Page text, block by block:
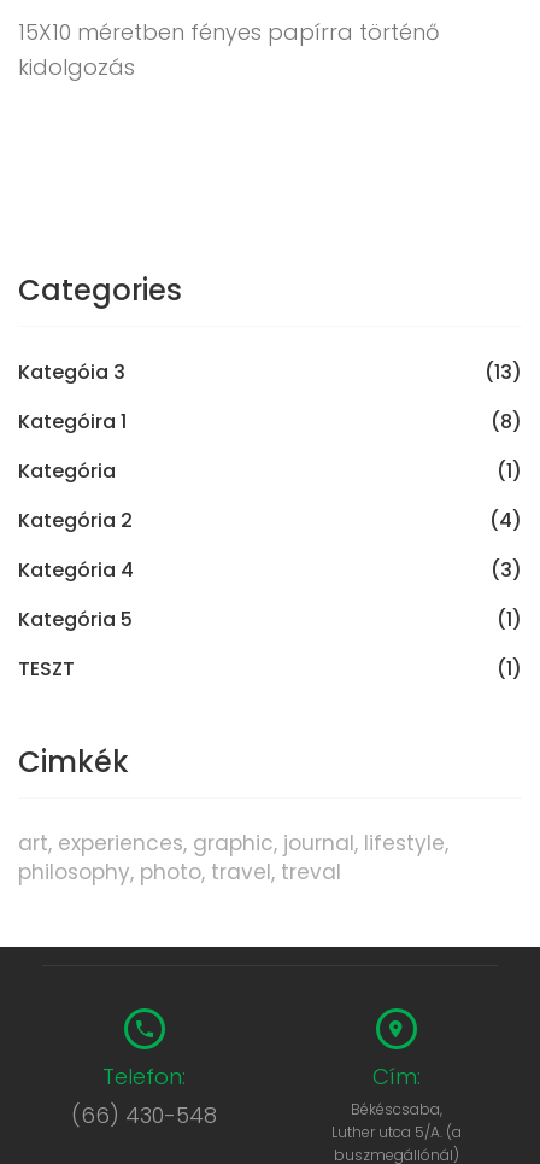
15X10 méretben fényes papírra történő
kidolgozás
Categories
Kategóia 3
(13)
Kategóira 1
(8)
Kategória
(1)
Kategória 2
(4)
Kategória 4
(3)
Kategória 5
(1)
TESZT
(1)
Cimkék
art experiences graphic journal lifestyle
philosophy photo travel treval
Telefon:
(66) 430-548
Cím:
Békéscsaba,
Luther utca 5/A. (a
buszmegállónál)